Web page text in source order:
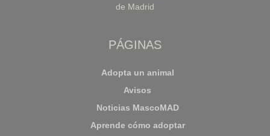
de Madrid
PÁGINAS
Adopta un animal
Avisos
Noticias MascoMAD
Aprende cómo adoptar